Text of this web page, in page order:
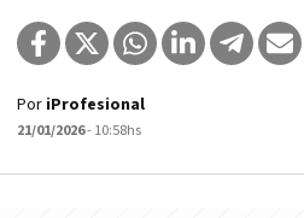
Por iProfesional
21/01/2026- 10:58hs